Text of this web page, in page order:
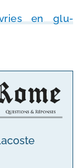
en glu­